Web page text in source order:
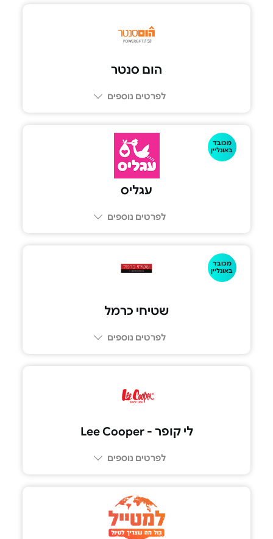
הום סנטר
לפרטים נוספים
מכובד
באונליין
עגליס
לפרטים נוספים
מכובד
באונליין
שטיחי כרמל
לפרטים נוספים
לי קופר - Lee Cooper
לפרטים נוספים